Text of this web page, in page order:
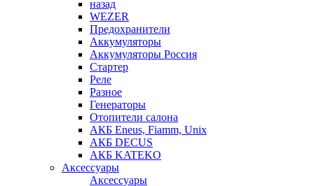
назад
WEZER
Предохранители
Аккумуляторы
Аккумуляторы Россия
Стартер
Реле
Разное
Генераторы
Отопители салона
АКБ Eneus, Fiamm, Unix
АКБ DECUS
АКБ KATEKO
Аксессуары
Аксессуары